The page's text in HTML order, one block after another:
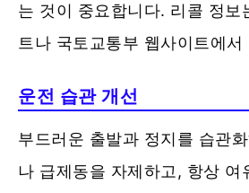
는 것이 중요합니다. 리콜 정보
트나 국토교통부 웹사이트에
운전 습관 개선
부드러운 출발과 정지를 습관
나 급제동을 자제하고, 항상 여